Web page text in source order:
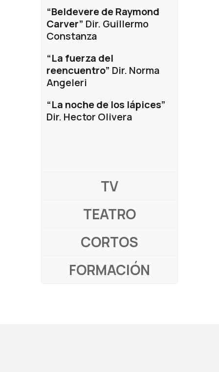
“Beldevere de Raymond
Carver” Dir. Guillermo
Constanza
“La fuerza del
reencuentro” Dir. Norma
Angeleri
“La noche de los lápices”
Dir. Hector Olivera
TV
TEATRO
CORTOS
FORMACIÓN